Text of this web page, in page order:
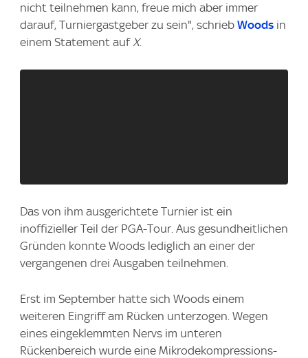
nicht teilnehmen kann, freue mich aber immer
darauf, Turniergastgeber zu sein", schrieb Woods in
einem Statement aufX.
Das von ihm ausgerichtete Turnier ist ein
inoffizieller Teil der PGA-Tour. Aus gesundheitlichen
Gründen konnte Woods lediglich an einer der
vergangenen drei Ausgaben teilnehmen.
Erst im September hatte sich Woods einem
weiteren Eingriff am Rücken unterzogen. Wegen
eines eingeklemmten Nervs im unteren
Rückenbereich wurde eine Mikrodekompressions-